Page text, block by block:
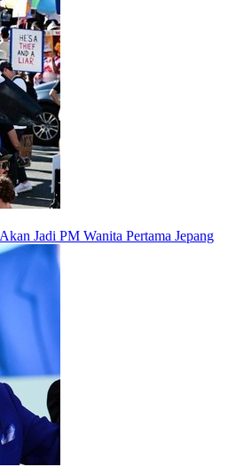
Jadi PM Wanita Pertama Jepang